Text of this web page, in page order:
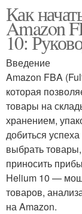
Как
Amazon
10:
Введение
Amazon FBA
которая
товары на
хранением,
добиться
выбрать
приносить
Helium 10 —
товаров,
на Amazon.